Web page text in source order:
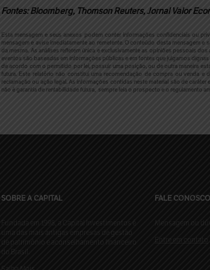
Fontes: Bloomberg, Thomson Reuters, Jornal Valor
Esta mensagem e seus anexos podem conter informações confidenciais ou
mensagem e avise imediatamente ao remetente. O conteúdo desta mensagem
da mesma. As análises refletem única e exclusivamente as opiniões pessoais
eventos são baseadas em informações públicas e em fontes que julgamos
de acordo com o permitido por lei, possuir uma posição, ou de outra maneira
futura. Este relatório não constitui uma recomendação de compra ou venda
reclamação ou ação legal. As informações contidas neste material são de
não é garantia de rentabilidade futura, sempre leia o prospecto e o regulamento
SOBRE A CAPITAL
Fundada em 1998, a Capital Investimentos é
uma das mais antigas empresas de gestão
de patrimônio e aconselhamento financeiro
do Brasil.
FALE CONOSCO
Mensagem ou
Entre em contato